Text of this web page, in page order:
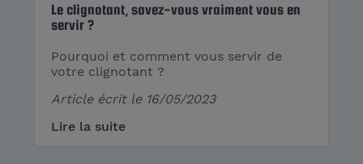
Le clignotant, savez-vous vraiment vous en
servir ?
Pourquoi et comment vous servir de
votre clignotant ?
Article écrit le 16/05/2023
Lire la suite